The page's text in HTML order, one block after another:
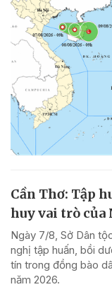
Cần Thơ: Tập
huy vai trò của
Ngày 7/8, Sở Dân
nghị tập huấn, bồi
tín trong đồng bào
năm 2026.